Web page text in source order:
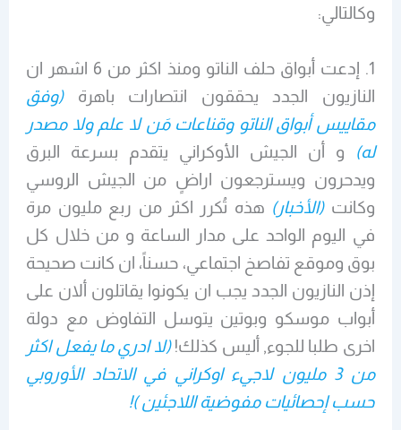
وكالتالي:
1. إدعت أبواق حلف الناتو ومنذ اكثر من 6 اشهر ان
النازيون الجدد يحققون انتصارات باهرة(وفق
مقاييس أبواق الناتو وقناعات مَن لا علم ولا مصدر
له)
و أن الجيش الأوكراني يتقدم بسرعة البرق
ويدحرون ويسترجعون اراضٍ من الجيش الروسي
وكانت(الأخبار) هذه تُكرر اكثر من ربع مليون مرة
في اليوم الواحد على مدار الساعة و من خلال كل
بوق وموقع تفاصخ اجتماعي، حسناً، ان كانت صحيحة
إذن النازيون الجدد يجب ان يكونوا يقاتلون ألان على
أبواب موسكو وبوتين يتوسل التفاوض مع دولة
اخرى طلبا للجوء, أليس كذلك!(لا ادري ما يفعل اكثر
من 3 مليون لاجيء اوكراني في الاتحاد الأوروبي
حسب إحصائيات مفوضية اللاجئين )!